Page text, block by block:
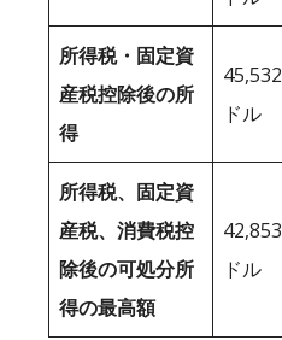
所得税・固定資
産税控除後の所
得
45,532
ドル
所得税、固定資
産税、消費税控
除後の可処分所
得の最高額
42,853
ドル